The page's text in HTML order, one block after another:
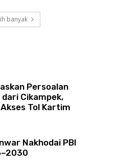
banyak
Persoalan
Cikampek,
Tol Kartim
Nakhodai PBI